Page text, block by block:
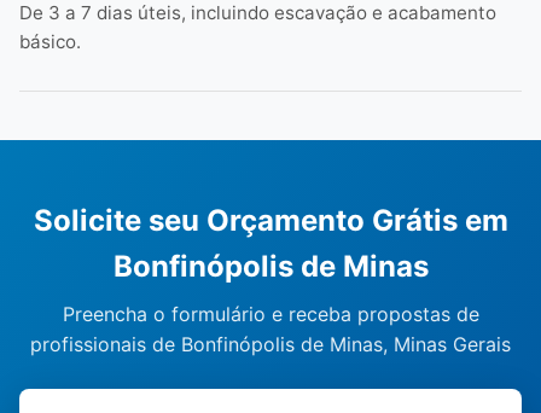
De 3 a 7 dias úteis, incluindo escavação e acabamento
básico.
Solicite seu Orçamento Grátis em
Bonfinópolis de Minas
Preencha o formulário e receba propostas de
profissionais de Bonfinópolis de Minas, Minas Gerais